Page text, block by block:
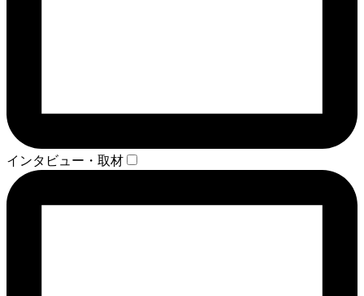
インタビュー・取材